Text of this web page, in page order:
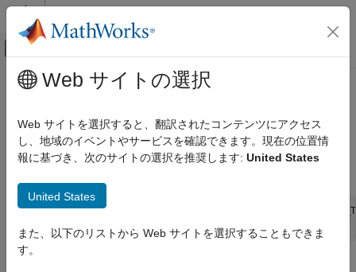
コンテンツへスキップ
オフキャンバス ナビゲーション メ
ドキュメンテーションのホーム
Block and Blockset Authoring
Author Block Algorithms
Author Blocks Using C MEX S-Functions
Configure C/C++ S-Function Features
ssSetInputPortComplexSignal
メインコンテンツ
ssSetInputPortComplexSignal
Set the numeric type (real or complex) of an input port
CSignal_T ssSetInputPortComplexSignal(SimStruct *S,
Web サイトの選択
Web サイトを選択すると、翻訳されたコンテンツにアクセス
し、地域のイベントやサービスを確認できます。現在の位置情
報に基づき、次のサイトの選択を推奨します: United States
United States
また、以下のリストから Web サイトを選択することもできま
す。